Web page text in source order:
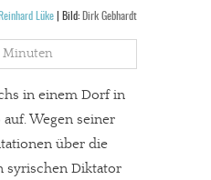
Reinhard Lüke | Bild: Dirk Gebhardt
Minuten
in einem Dorf in
Wegen seiner
über die
syrischen Diktator